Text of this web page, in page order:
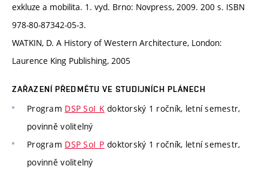
exkluze a mobilita. 1. vyd. Brno: Novpress, 2009. 200 s. ISBN
978-80-87342-05-3.
WATKIN, D. A History of Western Architecture, London:
Laurence King Publishing, 2005
ZAŘAZENÍ PŘEDMĚTU VE STUDIJNÍCH PLÁNECH
Program DSP SoI_Kdoktorský 1 ročník, letní semestr,
povinně volitelný
Program DSP SoI_P doktorský 1 ročník, letní semestr,
povinně volitelný